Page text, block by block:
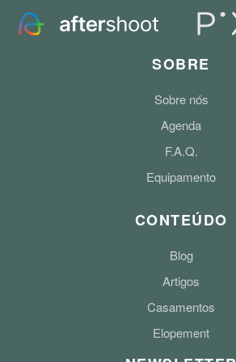
SOBRE
Sobre nós
Agenda
F.A.Q.
Equipamento
CONTEÚDO
Blog
Artigos
Casamentos
Elopement